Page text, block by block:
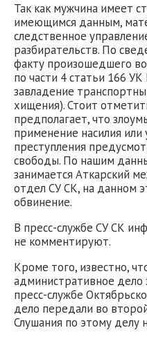
Так как мужчина имеет
имеющимся данным,
следственное
разбирательств. По
факту произошедшего
по части 4 статьи 166
завладение
хищения). Стоит
предполагает, что
применение насилия
преступления
свободы. По нашим
занимается Аткарский
отдел СУ СК, на данном
обвинение.
В пресс-службе СУ СК
не комментируют.
Кроме того, известно,
административное дело
пресс-службе
дело передали во
Слушания по этому делу